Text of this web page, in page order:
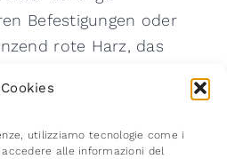
Cookies
utilizziamo tecnologie come i
alle informazioni del
Befestigungen oder
rote Harz, das
wird, steigert den